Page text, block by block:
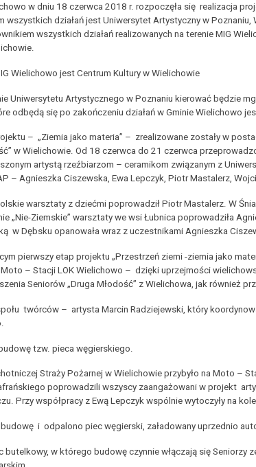
w dniu 18 czerwca 2018 r. rozpoczęła się realizacja
działań jest Uniwersytet Artystyczny w Poznaniu,
wszystkich działań realizowanych na terenie MIG
Wielichowo jest Centrum Kultury w Wielichowie
Uniwersytetu Artystycznego w Poznaniu kierować będzie
odbędą się po zakończeniu działań w Gminie Wielichowo
– „Ziemia jako materia” – zrealizowane zostały w
w Wielichowie. Od 18 czerwca do 21 czerwca
artystą rzeźbiarzom – ceramikom związanym z
– Agnieszka Ciszewska, Ewa Lepczyk, Piotr Mastalerz,
warsztaty z dziećmi poprowadził Piotr Mastalerz. W
„Nie-Ziemskie” warsztaty we wsi Łubnica poprowadziła
w Dębsku opanowała wraz z uczestnikami Agnieszka
pierwszy etap projektu „Przestrzeń ziemi -ziemia jako
Moto – Stacji LOK Wielichowo – dzięki uprzejmości
Seniorów „Druga Młodość” z Wielichowa, jak również
twórców – artysta Marcin Radziejewski, który
tzw. pieca węgierskiego.
Straży Pożarnej w Wielichowie przybyło na Moto –
poprowadzili wszyscy zaangażowani w projekt
Przy współpracy z Ewą Lepczyk wspólnie wytoczyły na
i odpalono piec węgierski, załadowany uprzednio
w którego budowę czynnie włączają się